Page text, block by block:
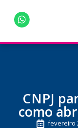
CNPJ
como
fevereiro